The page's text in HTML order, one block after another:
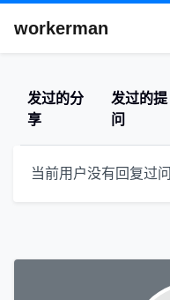
workerman
发过的分
享
发过的提
问
当前用户没有回复过